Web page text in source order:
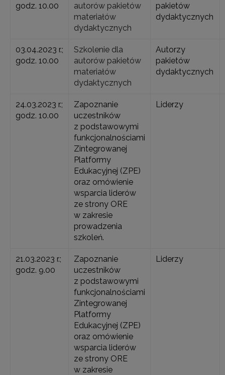
godz. 10.00
autorów pakietów
materiałów
dydaktycznych
pakietów
dydaktycznych
03.04.2023 r.;
godz. 10.00
Szkolenie dla
autorów pakietów
materiałów
dydaktycznych
Autorzy
pakietów
dydaktycznych
24.03.2023 r.;
godz. 10.00
Zapoznanie
uczestników
z podstawowymi
funkcjonalnościami
Zintegrowanej
Platformy
Edukacyjnej (ZPE)
oraz omówienie
wsparcia liderów
ze strony ORE
w zakresie
prowadzenia
szkoleń.
Liderzy
21.03.2023 r.;
godz. 9.00
Zapoznanie
uczestników
z podstawowymi
funkcjonalnościami
Zintegrowanej
Platformy
Edukacyjnej (ZPE)
oraz omówienie
wsparcia liderów
ze strony ORE
w zakresie
Liderzy